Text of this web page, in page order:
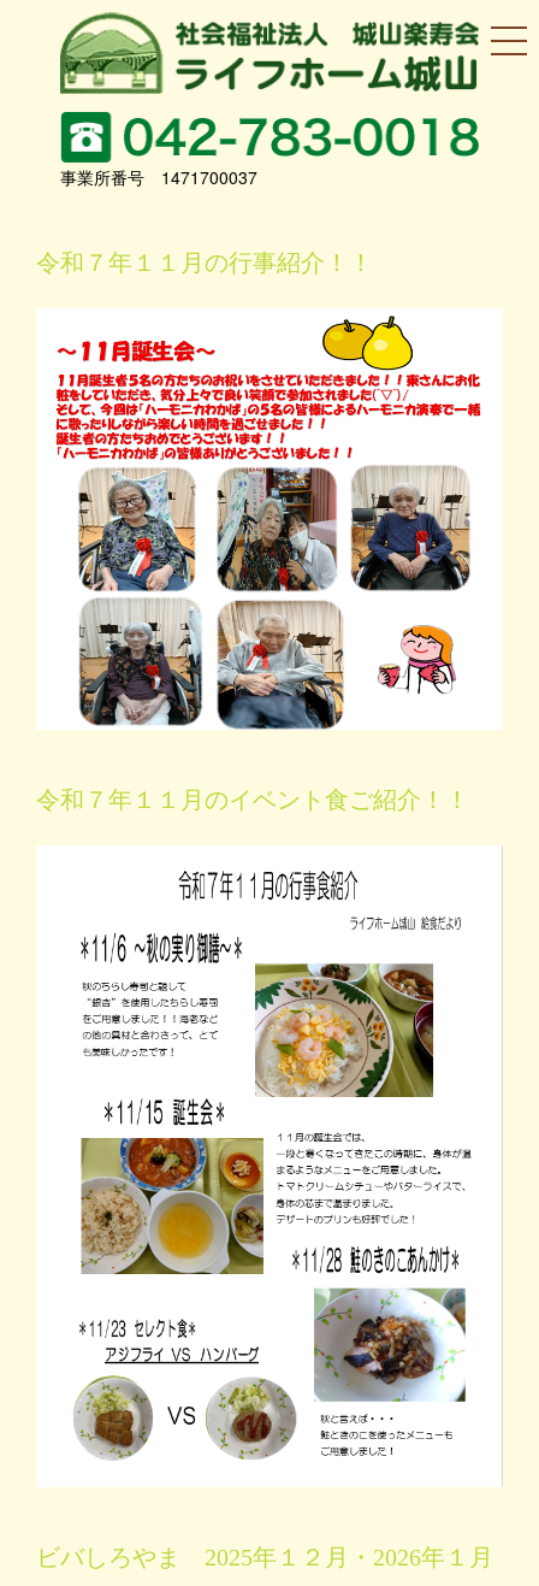
事業所番号 1471700037
令和７年１１月の行事紹介！！
令和７年１１月のイベント食ご紹介！！
ビバしろやま 2025年１２月・2026年１月